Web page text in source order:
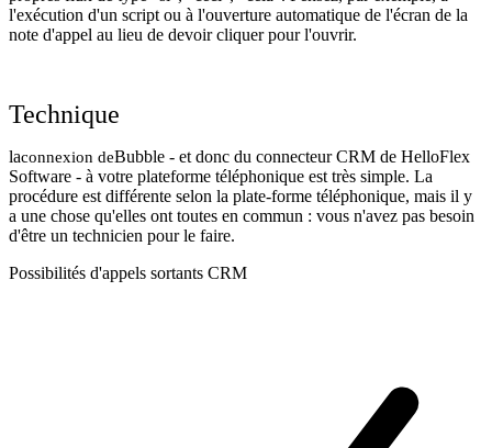
l'exécution d'un script ou à l'ouverture automatique de l'écran de la
note d'appel au lieu de devoir cliquer pour l'ouvrir.
Technique
laconnexion deBubble - et donc du connecteur CRM de HelloFlex
Software - à votre plateforme téléphonique est très simple. La
procédure est différente selon la plate-forme téléphonique, mais il y
a une chose qu'elles ont toutes en commun : vous n'avez pas besoin
d'être un technicien pour le faire.
Possibilités d'appels sortants CRM